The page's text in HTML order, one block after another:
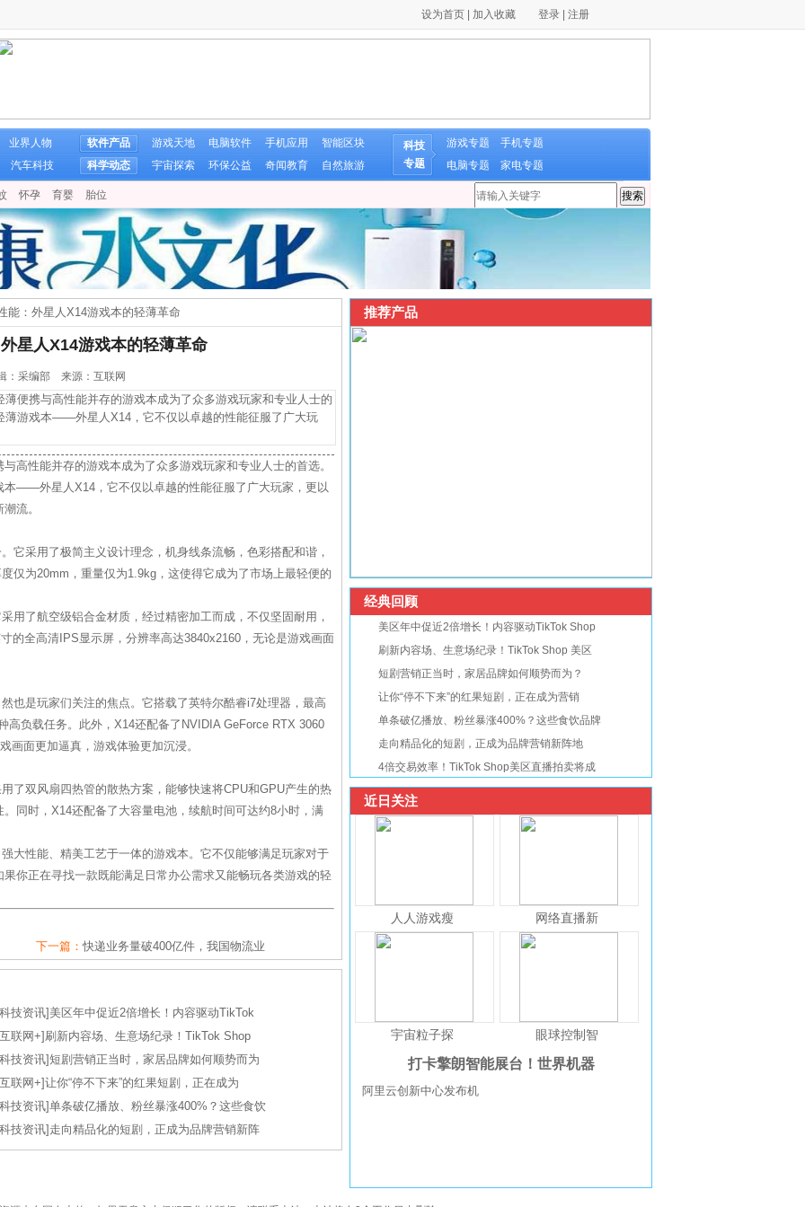
设为首页 加入收藏 登录 注册
业界人物
汽车科技
软件产品 游戏天地 电脑软件 手机应用
智能区块
科学动态
宇宙探索 环保公益 奇闻教育 自然旅游
科技
专题
游戏专题
手机专题
电脑专题
家电专题
怀孕 育婴 胎位
能：外星人X14游戏本的轻薄革命
星人X14游戏本的轻薄革命
：采编部 来源：互联网
携与高性能并存的游戏本成为了众多游戏玩家和专业人士的
薄游戏本——外星人X14，它不仅以卓越的性能征服了广大玩
高性能并存的游戏本成为了众多游戏玩家和专业人士的首选。
本——外星人X14，它不仅以卓越的性能征服了广大玩家，更以
流。
它采用了极简主义设计理念，机身线条流畅，色彩搭配和谐，
仅为20mm，重量仅为1.9kg，这使得它成为了市场上最轻便的
用了航空级铝合金材质，经过精密加工而成，不仅坚固耐用，
的全高清IPS显示屏，分辨率高达3840x2160，无论是游戏画面
也是玩家们关注的焦点。它搭载了英特尔酷睿i7处理器，最高
高负载任务。此外，X14还配备了NVIDIA GeForce RTX 3060
画面更加逼真，游戏体验更加沉浸。
了双风扇四热管的散热方案，能够快速将CPU和GPU产生的热
同时，X14还配备了大容量电池，续航时间可达约8小时，满
大性能、精美工艺于一体的游戏本。它不仅能够满足玩家对于
你正在寻找一款既能满足日常办公需求又能畅玩各类游戏的轻
下一篇： 快递业务量破400亿件，我国物流业
科技资讯] 美区年中促近2倍增长！内容驱动TikTok
互联网+] 刷新内容场、生意场纪录！TikTok Shop
科技资讯]短剧营销正当时，家居品牌如何顺势而为
互联网+]让你“停不下来”的红果短剧，正在成为
科技资讯]单条破亿播放、粉丝暴涨400%？这些食饮
科技资讯] 走向精品化的短剧，正成为品牌营销新阵
推荐产品
经典回顾
美区年中促近2倍增长！内容驱动TikTok Shop
刷新内容场、生意场纪录！TikTok Shop 美区
短剧营销正当时，家居品牌如何顺势而为？
让你“停不下来”的红果短剧，正在成为营销
单条破亿播放、粉丝暴涨400%？这些食饮品牌
走向精品化的短剧，正成为品牌营销新阵地
4倍交易效率！TikTok Shop美区直播拍卖将成
近日关注
人人游戏瘦 网络直播新
宇宙粒子探 眼球控制智
打卡擎朗智能展台！世界机器
阿里云创新中心发布机